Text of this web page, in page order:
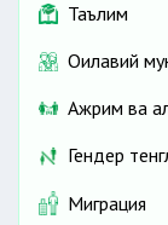
Таълим
Оилавий
Ажрим ва
Гендер
Миграция